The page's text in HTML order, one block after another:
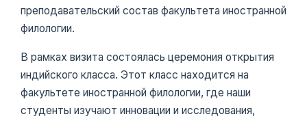
преподавательский состав факультета иностранной
филологии.
В рамках визита состоялась церемония открытия
индийского класса. Этот класс находится на
факультете иностранной филологии, где наши
студенты изучают инновации и исследования,